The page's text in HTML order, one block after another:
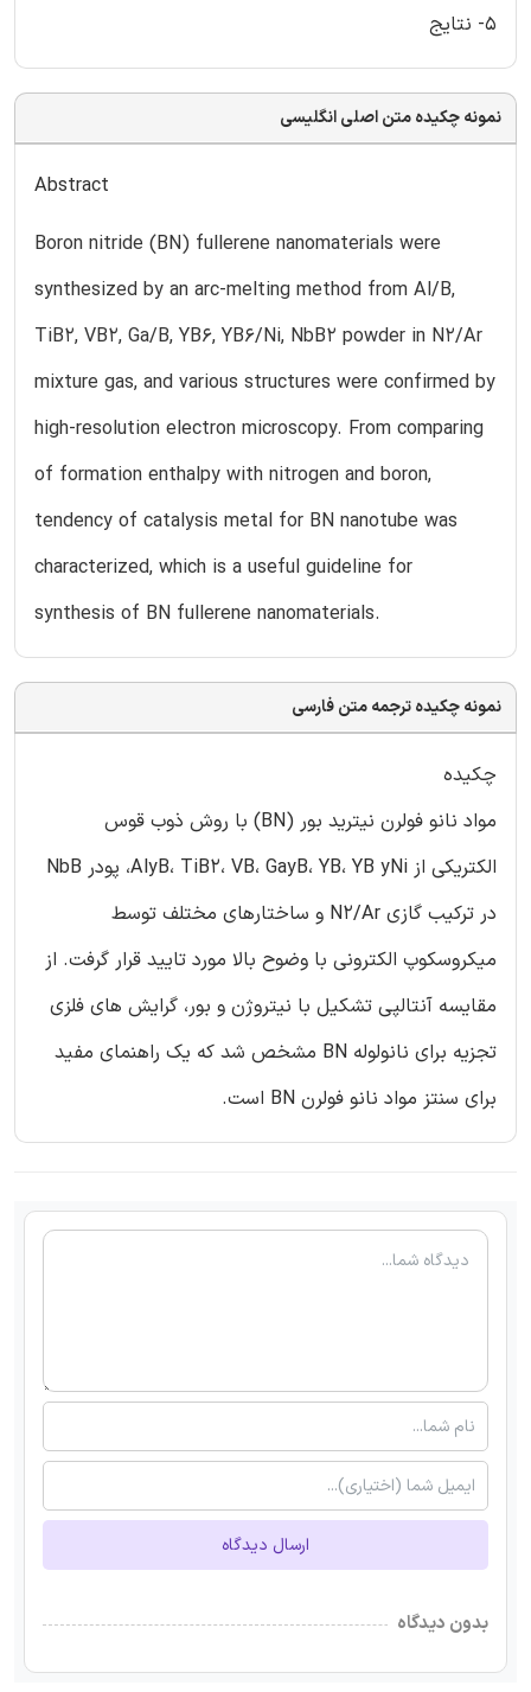
5- نتایج
نمونه چکیده متن اصلی انگلیسی
Abstract
Boron nitride (BN) fullerene nanomaterials were
synthesized by an arc-melting method from Al/B,
TiB2, VB2, Ga/B, YB6, YB6/Ni, NbB2 powder in N2/Ar
mixture gas, and various structures were confirmed by
high-resolution electron microscopy. From comparing
of formation enthalpy with nitrogen and boron,
tendency of catalysis metal for BN nanotube was
characterized, which is a useful guideline for
synthesis of BN fullerene nanomaterials.
نمونه چکیده ترجمه متن فارسی
چکیده
مواد نانو فولرن نیترید بور (BN) با روش ذوب قوس
الکتریکی از AlyB، TiB2، VB، GayB، YB، YB yNi، پودر NbB
در ترکیب گازی N2/Ar و ساختارهای مختلف توسط
میکروسکوپ الکترونی با وضوح بالا مورد تایید قرار گرفت. از
مقایسه آنتالپی تشکیل با نیتروژن و بور، گرایش های فلزی
تجزیه برای نانولوله BN مشخص شد که یک راهنمای مفید
برای سنتز مواد نانو فولرن BN است.
ارسال دیدگاه
بدون دیدگاه